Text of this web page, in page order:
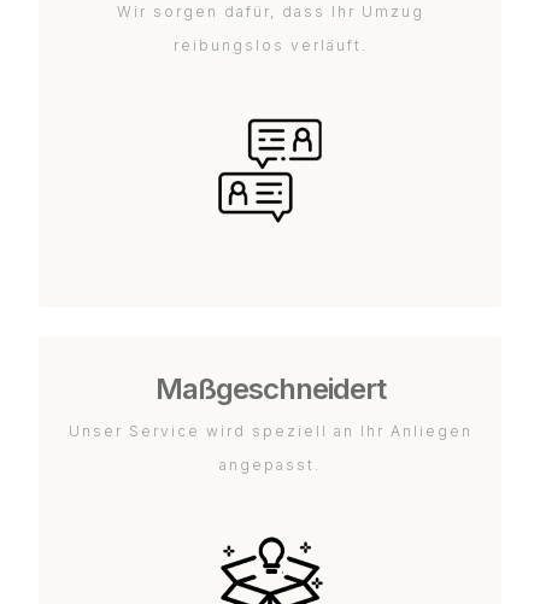
Wir sorgen dafür, dass Ihr Umzug
reibungslos verläuft.
Maßgeschneidert
Unser Service wird speziell an Ihr Anliegen
angepasst.